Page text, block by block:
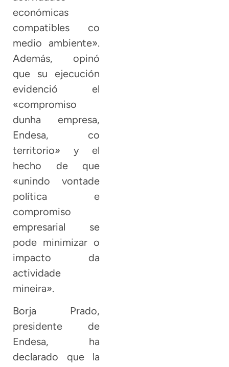
económicas
compatibles co
medio ambiente».
Además, opinó
que su ejecución
evidenció el
«compromiso
dunha empresa,
Endesa, co
territorio» y el
hecho de que
«unindo vontade
política e
compromiso
empresarial se
pode minimizar o
impacto da
actividade
mineira».
Borja Prado,
presidente de
Endesa, ha
declarado que la